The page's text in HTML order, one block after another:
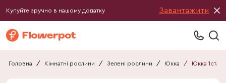
Купуйте зручно в нашому додатку Завантажити
Головна / Кімнатні рослини / Зелені рослини / Юкка / Юкка 1ст.